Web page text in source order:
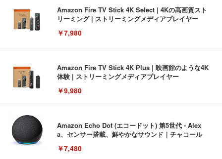
Amazon Fire TV Stick 4K Select | 4Kの高画質スト
リーミング | ストリーミングメディアプレイヤー
￥7,980
Amazon Fire TV Stick 4K Plus | 映画館のような4K
体験 | ストリーミングメディアプレイヤー
￥9,980
Amazon Echo Dot (エコードット) 第5世代 - Alex
a、センサー搭載、鮮やかなサウンド｜チャコール
￥7,480